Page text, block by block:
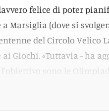
felice di poter
Marsiglia (dove si
del Circolo Velico
Giochi. «Tuttavia - ha
sono le